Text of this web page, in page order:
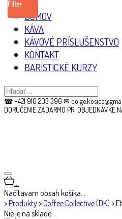
DOMOV
KÁVA
KÁVOVÉ PRÍSLUŠENSTVO
KONTAKT
BARISTICKÉ KURZY
☎ +421 910 203 396 ✉
DORUČENIE ZADARMO PRI OBJEDNÁVKE
…
Načítavam obsah košíka…
>Produkty>Coffee Collective (DK) >
Nie je na sklade
Filter